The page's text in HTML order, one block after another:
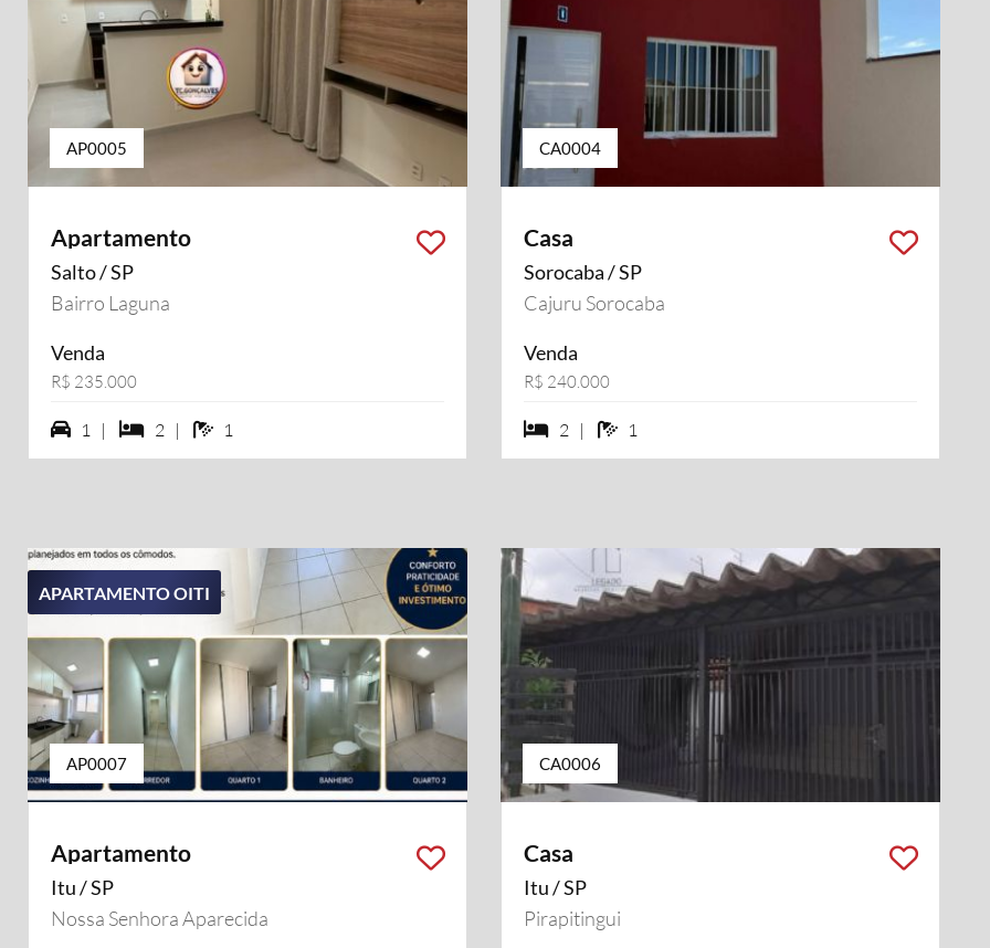
AP0005
Apartamento
Salto / SP
Bairro Laguna
Venda
R$ 235.000
1 vagas na garagem
1 | 2 dormiórios
2 | 1 banheiros
1
CA0004
Casa
Sorocaba / SP
Cajuru Sorocaba
Venda
R$ 240.000
2 dormiórios
2 | 1 banheiros
1
APARTAMENTO OITI
AP0007
Apartamento
Itu / SP
Nossa Senhora Aparecida
CA0006
Casa
Itu / SP
Pirapitingui